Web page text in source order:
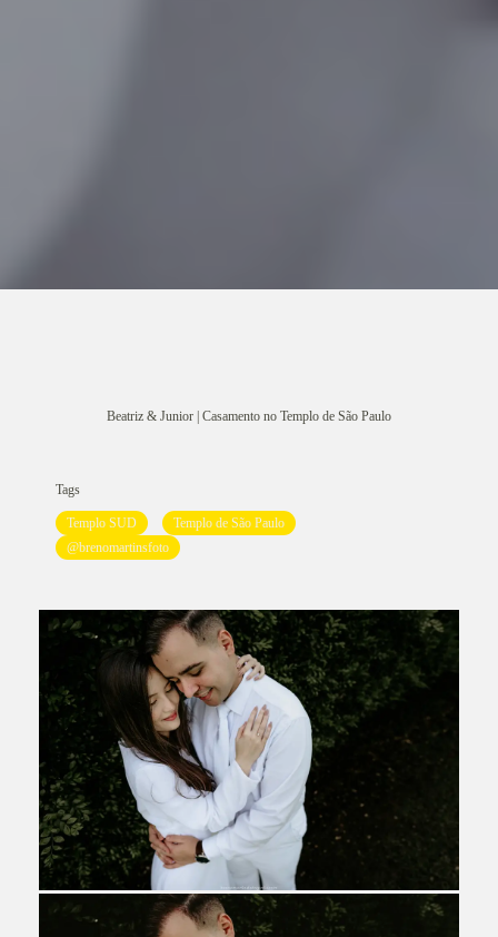
Beatriz & Junior | Casamento no Templo de São Paulo
Tags
Templo SUD
Templo de São Paulo
@brenomartinsfoto